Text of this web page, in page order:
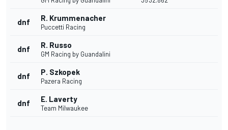
dnf R. Krummenacher
Puccetti Racing
dnf R. Russo
GM Racing by Guandalini
dnf P. Szkopek
Pazera Racing
dnf E. Laverty
Team Milwaukee